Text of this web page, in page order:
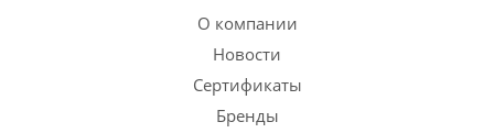
О компании
Новости
Сертификаты
Бренды